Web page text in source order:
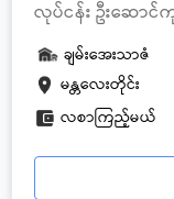
လုပ်ငန်း ဦးဆောင်
မန္တလေးတိုင်း
ချမ်းအေးသာဇံ
လစာကြည့်မယ်